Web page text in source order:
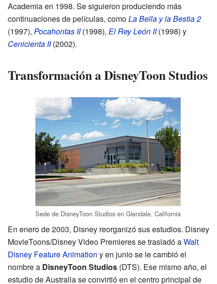
Academia en 1998. Se siguieron produciendo más
continuaciones de películas, comoLa Bella y la Bestia 2
(1997), Pocahontas II(1998), El Rey León II(1998) y
Cenicienta II(2002).
Transformación a DisneyToon Studios
Sede de DisneyToon Studios en Glendale, California
En enero de 2003, Disney reorganizó sus estudios. Disney
MovieToons/Disney Video Premieres se trasladó aWalt
Disney Feature Animation y en junio se le cambió el
nombre a DisneyToon Studios (DTS). Ese mismo año, el
estudio de Australia se convirtió en el centro principal de